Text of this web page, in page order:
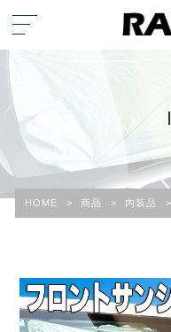
HOME > 商品 > 内装品 >